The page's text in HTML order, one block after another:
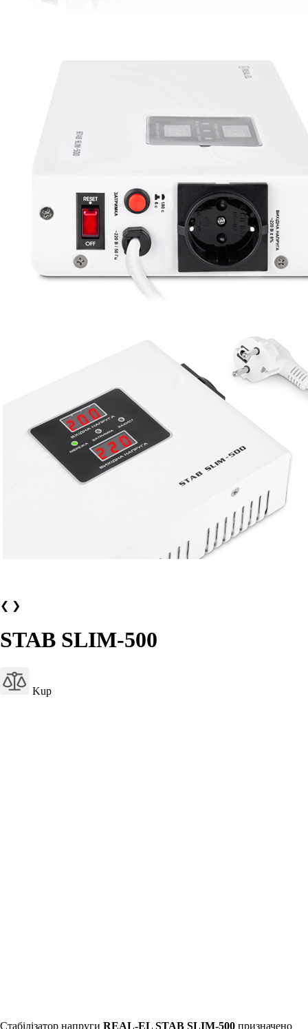
❮ ❯
STAB SLIM-500
Kup
Стабілізатор напруги REAL-EL STAB SLIM-500 призначено